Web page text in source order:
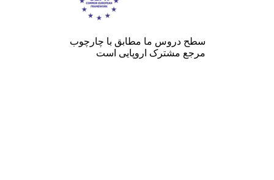
سطح دروس ما مطابق با چارچوب
مرجع مشترک اروپایی است